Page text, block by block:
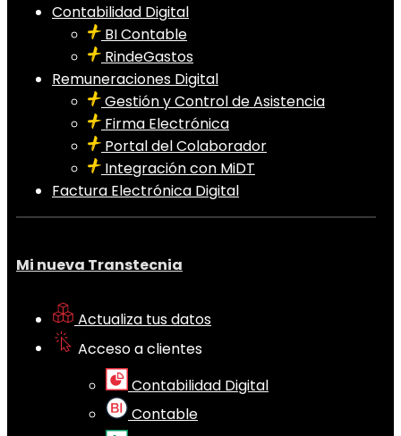
Contabilidad Digital
BI Contable
RindeGastos
Remuneraciones Digital
Gestión y Control de Asistencia
Firma Electrónica
Portal del Colaborador
Integración con MiDT
Factura Electrónica Digital
Mi nueva Transtecnia
Actualiza tus datos
Acceso a clientes
Contabilidad Digital
Contable